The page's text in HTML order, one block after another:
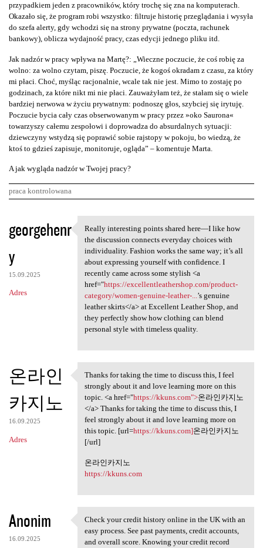
przypadkiem jeden z pracowników, który trochę się zna na komputerach.
Okazało się, że program robi wszystko: filtruje historię przeglądania i wysyła
do szefa alerty, gdy wchodzi się na strony prywatne (poczta, rachunek
bankowy), oblicza wydajność pracy, czas edycji jednego pliku itd.
Jak nadzór w pracy wpływa na Martę?: „Wieczne poczucie, że coś robię za
wolno: za wolno czytam, piszę. Poczucie, że kogoś okradam z czasu, za który
mi płaci. Choć, myśląc racjonalnie, wcale tak nie jest. Mimo to zostaję po
godzinach, za które nikt mi nie płaci. Zauważyłam też, że stałam się o wiele
bardziej nerwowa w życiu prywatnym: podnoszę głos, szybciej się irytuję.
Poczucie bycia cały czas obserwowanym w pracy przez »oko Saurona«
towarzyszy całemu zespołowi i doprowadza do absurdalnych sytuacji:
dziewczyny wstydzą się poprawić sobie rajstopy w pokoju, bo wiedzą, że
ktoś to gdzieś zapisuje, monitoruje, ogląda” – komentuje Marta.
A jak wygląda nadzór w Twojej pracy?
praca kontrolowana
K
o
m
e
n
e
georgehenr
y
15.09.2025
Adres
Really interesting points
Really interesting points shared here—I like how
the discussion connects everyday choices with
individuality. Fashion works the same way; it’s all
about expressing yourself with confidence. I
recently came across some stylish <a
href="https://excellentleathershop.com/product-
category/women-genuine-leather-... ’s genuine
leather skirts</a> at Excellent Leather Shop, and
they perfectly show how clothing can blend
personal style with timeless quality.
온라인
카지노
16.09.2025
Adres
Thanks for taking the time to
Thanks for taking the time to discuss this, I feel
strongly about it and love learning more on this
topic. <a href="https://kkuns.com">온라인카지노
</a> Thanks for taking the time to discuss this, I
feel strongly about it and love learning more on
this topic. [url=https://kkuns.com]온라인카지노
[/url]
온라인카지노
https://kkuns.com
Anonim
16.09.2025
Check your credit history
Check your credit history online in the UK with an
easy process. See past payments, credit accounts,
and overall score. Knowing your credit record